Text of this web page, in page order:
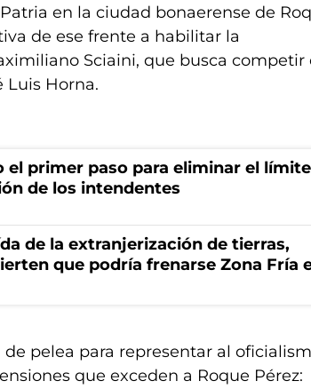
en la ciudad bonaerense de
de ese frente a habilitar la
Sciaini, que busca competir
Luis Horna.
el primer paso para eliminar el
de los intendentes
de la extranjerización de tierras,
que podría frenarse Zona Fría
pelea para representar al
que exceden a Roque Pérez: